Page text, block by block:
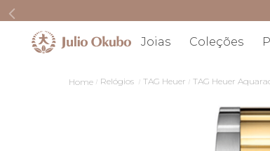
Joias Coleções
Relógios TAG Heuer TAG Heuer